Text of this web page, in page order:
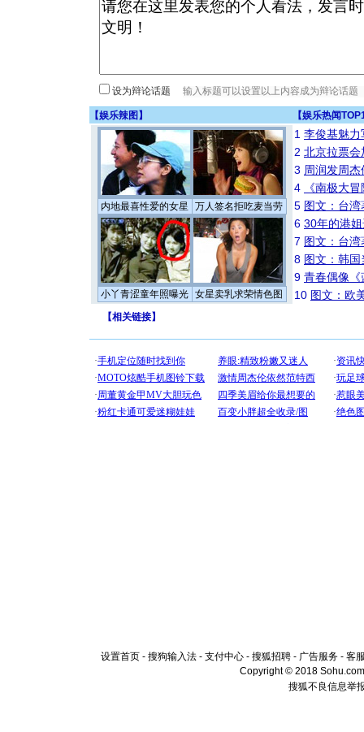
设为辩论话题
【娱乐辣图 】 【娱乐热闻
内地最喜性爱的女星 万人签名拒吃麦当劳
小丫青涩童年照曝光 女星卖乳求荣情色图
1 李俊基魅力
2 北京拉票
3 周润发周
4
《南极大
5 图文：台
6 30年的港
7 图文：台
8 图文：韩
9 青春偶像《
10 图文：欧
【相关链接】
设置首页 - 搜狗输入法 - 支付中心 - 搜狐招聘 - 广告服务 - 客
Copyright © 2018
搜狐不良信息举